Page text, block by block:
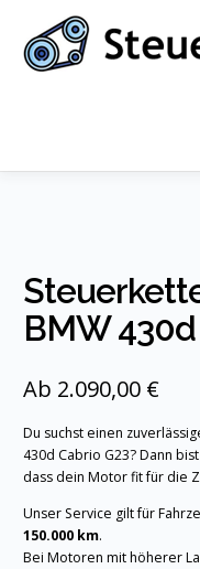
springen
AUTOMARKEN
BMW
Ab 2.090,00 €
Du suchst einen
430d Cabrio G23? Dann
dass dein Motor fit für die
Unser Service gilt für
150.000 km.
Bei Motoren mit höherer